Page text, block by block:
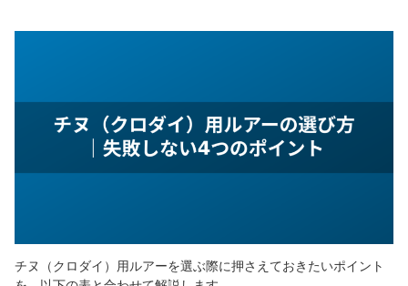
チヌ（クロダイ）用ルアーを選ぶ際に押さえておきたいポイント